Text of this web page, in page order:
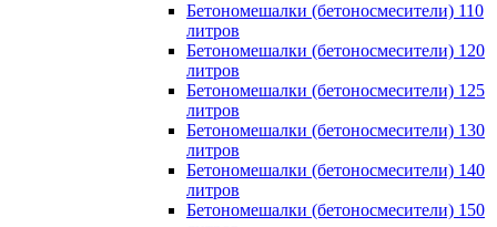
Бетономешалки (бетоносмесители) 110
литров
Бетономешалки (бетоносмесители) 120
литров
Бетономешалки (бетоносмесители) 125
литров
Бетономешалки (бетоносмесители) 130
литров
Бетономешалки (бетоносмесители) 140
литров
Бетономешалки (бетоносмесители) 150